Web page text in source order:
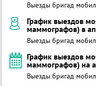
Выезды бригад
График выездов
маммографов) в
Выезды бригад
График выездов
маммографов) на
Выезды бригад